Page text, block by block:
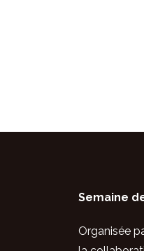
Semaine
Organisée